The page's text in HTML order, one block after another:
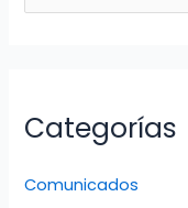
Categorías
Comunicados